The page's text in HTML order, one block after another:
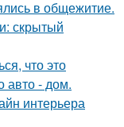
в общежитие.
скрытый
что это
авто - дом.
интерьера